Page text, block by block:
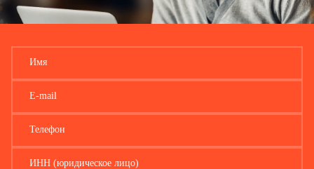
Имя
E-mail
Телефон
ИНН (юридическое лицо)